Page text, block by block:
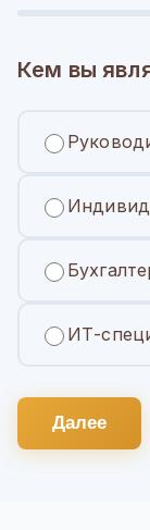
Кем вы
ИТ-
Далее